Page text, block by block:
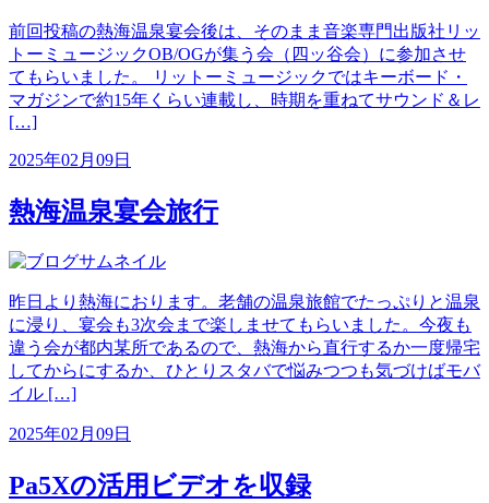
前回投稿の熱海温泉宴会後は、そのまま音楽専門出版社リッ
トーミュージックOB/OGが集う会（四ッ谷会）に参加させ
てもらいました。 リットーミュージックではキーボード・
マガジンで約15年くらい連載し、時期を重ねてサウンド＆レ
[…]
2025年02月09日
熱海温泉宴会旅行
昨日より熱海におります。老舗の温泉旅館でたっぷりと温泉
に浸り、宴会も3次会まで楽しませてもらいました。今夜も
違う会が都内某所であるので、熱海から直行するか一度帰宅
してからにするか、ひとりスタバで悩みつつも気づけばモバ
イル […]
2025年02月09日
Pa5Xの活用ビデオを収録